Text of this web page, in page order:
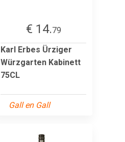
€ 14.79
Karl Erbes Ürziger
Würzgarten Kabinett
75CL
Gall en Gall